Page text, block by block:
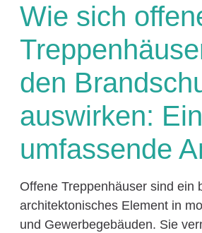
Wie sich
den
auswirken:
umfassende
Offene Treppenhäuser sind ein
architektonisches Element in
und Gewerbegebäuden. Sie